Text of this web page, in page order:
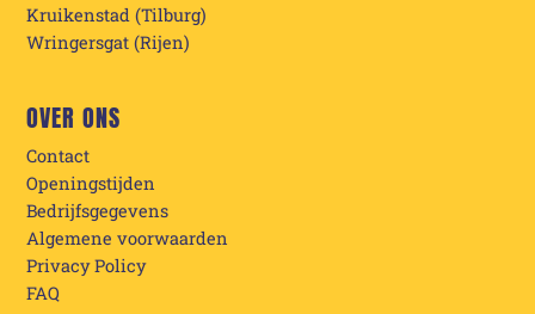
Kruikenstad (Tilburg)
Wringersgat (Rijen)
OVER ONS
Contact
Openingstijden
Bedrijfsgegevens
Algemene voorwaarden
Privacy Policy
FAQ